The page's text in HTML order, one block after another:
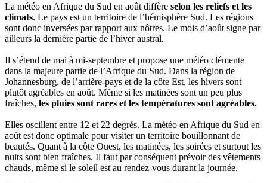
La météo en Afrique du Sud en août diffère selon les reliefs et les
climats. Le pays est un territoire de l’hémisphère Sud. Les régions
sont donc inversées par rapport aux nôtres. Le mois d’août signe par
ailleurs la dernière partie de l’hiver austral.
Il s’étend de mai à mi-septembre et propose une météo clémente
dans la majeure partie de l’Afrique du Sud. Dans la région de
Johannesburg, de l’arrière-pays et de la côte Est, les hivers sont
plutôt agréables en août. Même si les matinées sont un peu plus
fraîches, les pluies sont rares et les températures sont agréables.
Elles oscillent entre 12 et 22 degrés. La météo en Afrique du Sud en
août est donc optimale pour visiter un territoire bouillonnant de
beautés. Quant à la côte Ouest, les matinées, les soirées et surtout les
nuits sont bien fraîches. Il faut par conséquent prévoir des vêtements
chauds, même si le soleil est au rendez-vous durant la journée.